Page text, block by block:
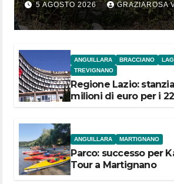
5 AGOSTO 2026 GRAZIAROSA
ANGUILLARA BRACCIANO
TREVIGNANO
Regione Lazio:
milioni di euro per i 22
ANGUILLARA MARTIGNANO
Parco: successo per
Tour a Martignano